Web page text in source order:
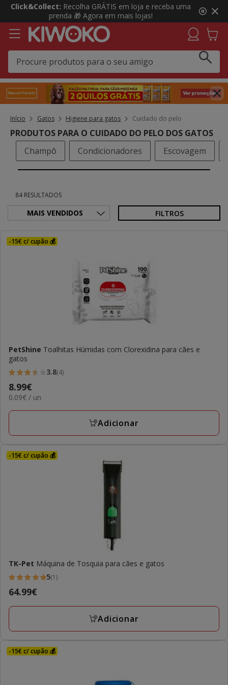
3
3,
mensagem,
Click&Collect: Recolha GRÁTIS em loja e receba uma
prenda 🎁 Agora em mais lojas!
Início Gatos Higiene para gatos Cuidado do pelo
PRODUTOS PARA O CUIDADO DO PELO DOS GATOS
Champô
Condicionadores Escovagem
84 RESULTADOS
FILTROS
-15€ c/ cupão 💰
PetShine Toalhitas Húmidas com Clorexidina para cães e
gatos
3.8
estrelas
com
4
3.8(4)
Preço
8.99€
8.99€
0.09€
UN
0.09€ / un
Adicionar
-15€ c/ cupão 💰
TK-Pet Máquina de Tosquia para cães e gatos
5
estrelas
com
avaliações
5(1)
Preço
64.99€
64.99€
Adicionar
-15€ c/ cupão 💰